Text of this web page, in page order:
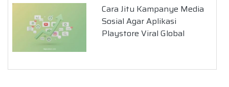
Cara Jitu Kampanye Media
Sosial Agar Aplikasi
Playstore Viral Global